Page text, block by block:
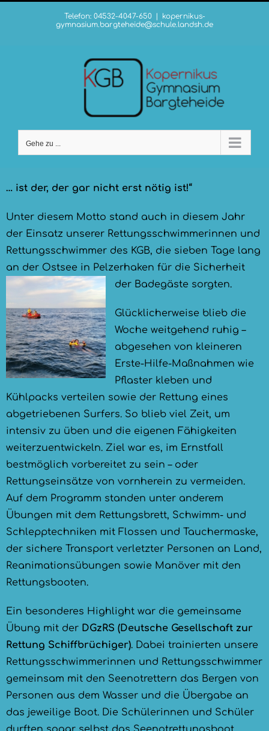
Telefon: 04532-4047-650
kopernikus-
gymnasium.bargteheide@schule.landsh.de
Gehe zu ...
… ist der, der gar nicht erst nötig ist!“
Unter diesem Motto stand auch in diesem Jahr
der Einsatz unserer Rettungsschwimmerinnen und
Rettungsschwimmer des KGB, die sieben Tage lang
an der Ostsee in Pelzerhaken für die Sicherheit
der Badegäste sorgten.
Glücklicherweise blieb die
Woche weitgehend ruhig –
abgesehen von kleineren
Erste-Hilfe-Maßnahmen wie
Pflaster kleben und
Kühlpacks verteilen sowie der Rettung eines
abgetriebenen Surfers. So blieb viel Zeit, um
intensiv zu üben und die eigenen Fähigkeiten
weiterzuentwickeln. Ziel war es, im Ernstfall
bestmöglich vorbereitet zu sein – oder
Rettungseinsätze von vornherein zu vermeiden.
Auf dem Programm standen unter anderem
Übungen mit dem Rettungsbrett, Schwimm- und
Schlepptechniken mit Flossen und Tauchermaske,
der sichere Transport verletzter Personen an Land,
Reanimationsübungen sowie Manöver mit den
Rettungsbooten.
Ein besonderes Highlight war die gemeinsame
Übung mit der DGzRS (Deutsche Gesellschaft zur
Rettung Schiffbrüchiger). Dabei trainierten unsere
Rettungsschwimmerinnen und Rettungsschwimmer
gemeinsam mit den Seenotrettern das Bergen von
Personen aus dem Wasser und die Übergabe an
das jeweilige Boot. Die Schülerinnen und Schüler